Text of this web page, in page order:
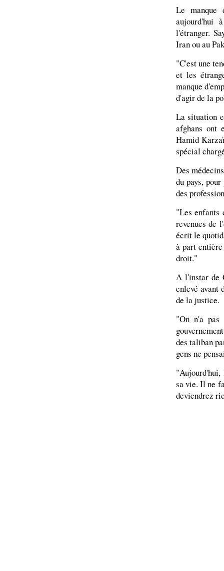
Le manque
aujourd'hui
l'étranger.
Iran ou au
"C'est une
et les
manque
d'agir de la
La situation
afghans ont
Hamid
spécial
Des
du pays,
des
"Les enfants
revenues de
écrit le
à part
droit."
A l'instar de
enlevé avant
de la justice.
"On n'a pas
des taliban
gens ne
"Aujourd'hui,
sa vie. Il ne
deviendrez